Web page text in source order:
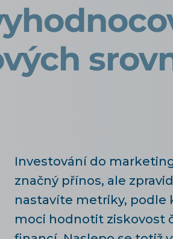
Investování do
značný přínos, ale
nastavíte metriky, podle
moci hodnotit ziskovost